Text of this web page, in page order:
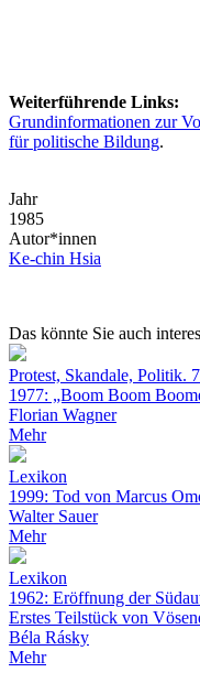
Weiterführende Links:
Grundinformationen zur
für politische Bildung.
Jahr
1985
Autor*innen
Ke-chin Hsia
Das könnte Sie auch
Protest, Skandale, Politik.
1977: „Boom Boom
Florian Wagner
Mehr
Lexikon
1999: Tod von Marcus
Walter Sauer
Mehr
Lexikon
1962: Eröffnung der
Erstes Teilstück von
Béla Rásky
Mehr